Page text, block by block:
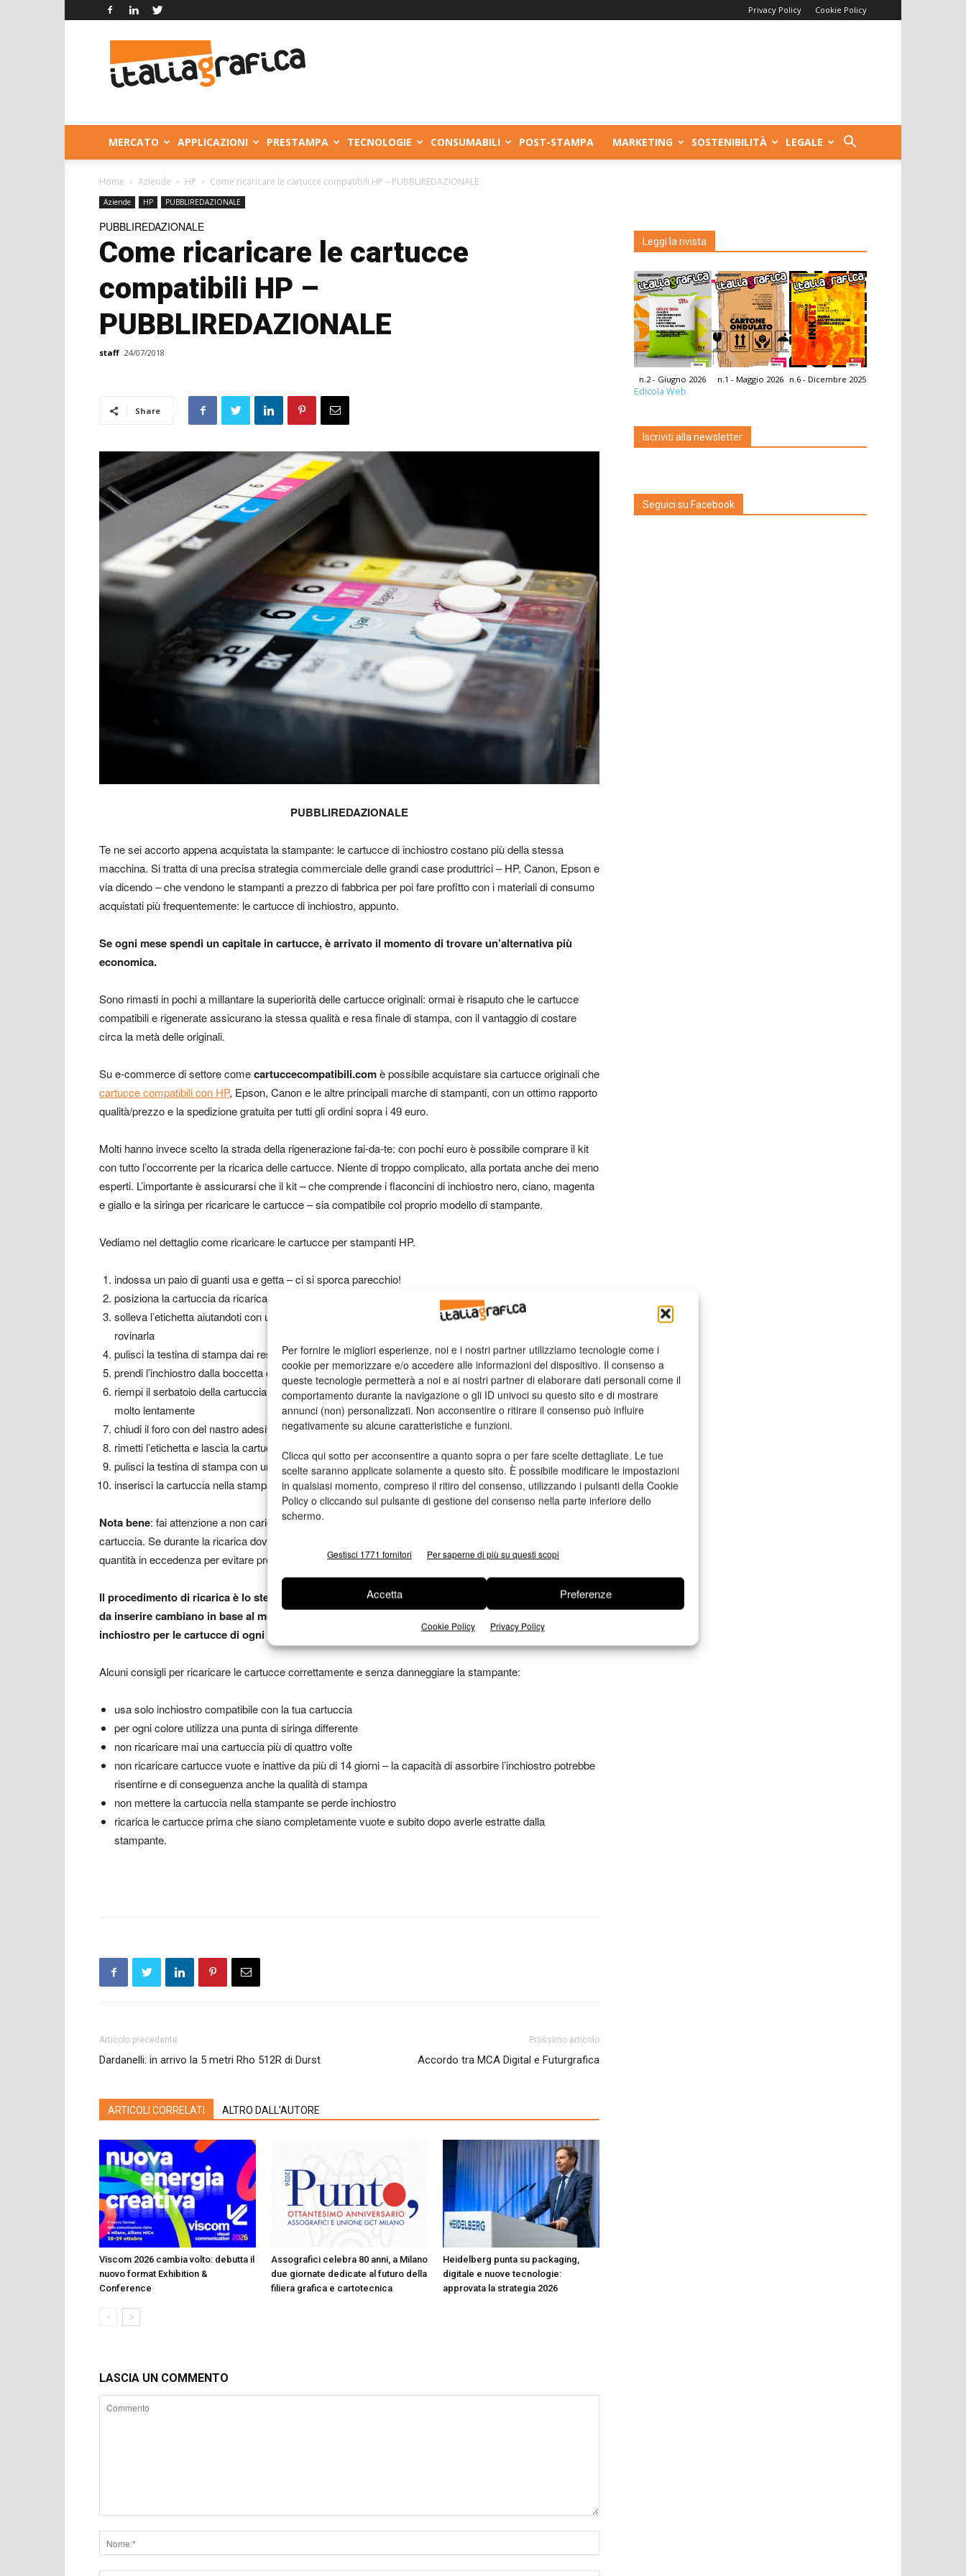
Per fornire le migliori esperienze, noi e i nostri partner utilizziamo tecnologie come i
cookie per memorizzare e/o accedere alle informazioni del dispositivo. Il consenso a
queste tecnologie permetterà a noi e ai nostri partner di elaborare dati personali come il
comportamento durante la navigazione o gli ID univoci su questo sito e di mostrare
annunci (non) personalizzati. Non acconsentire o ritirare il consenso può influire
negativamente su alcune caratteristiche e funzioni.
Clicca qui sotto per acconsentire a quanto sopra o per fare scelte dettagliate. Le tue
scelte saranno applicate solamente a questo sito. È possibile modificare le impostazioni
in qualsiasi momento, compreso il ritiro del consenso, utilizzando i pulsanti della Cookie
Policy o cliccando sul pulsante di gestione del consenso nella parte inferiore dello
schermo.
Gestisci 1771 fornitori Per saperne di più su questi scopi
Accetta Preferenze
Cookie Policy Privacy Policy
Privacy Policy Cookie Policy
Grafica
MERCATO APPLICAZIONI PRESTAMPA TECNOLOGIE CONSUMABILI POST-STAMPA MARKETING SOSTENIBILITÀ LEGALE
Home Aziende HP Come ricaricare le cartucce compatibili HP – PUBBLIREDAZIONALE
Aziende HP PUBBLIREDAZIONALE
PUBBLIREDAZIONALE
Come ricaricare le cartucce
compatibili HP –
PUBBLIREDAZIONALE
staff 24/07/2018
Share
PUBBLIREDAZIONALE
Te ne sei accorto appena acquistata la stampante: le cartucce di inchiostro costano più della stessa
macchina. Si tratta di una precisa strategia commerciale delle grandi case produttrici – HP, Canon, Epson e
via dicendo – che vendono le stampanti a prezzo di fabbrica per poi fare profitto con i materiali di consumo
acquistati più frequentemente: le cartucce di inchiostro, appunto.
Se ogni mese spendi un capitale in cartucce, è arrivato il momento di trovare un’alternativa più
economica.
Sono rimasti in pochi a millantare la superiorità delle cartucce originali: ormai è risaputo che le cartucce
compatibili e rigenerate assicurano la stessa qualità e resa finale di stampa, con il vantaggio di costare
circa la metà delle originali.
Su e-commerce di settore comecartuccecompatibili.comè possibile acquistare sia cartucce originali che
cartucce compatibili con HP, Epson, Canon e le altre principali marche di stampanti, con un ottimo rapporto
qualità/prezzo e la spedizione gratuita per tutti gli ordini sopra i 49 euro.
Molti hanno invece scelto la strada della rigenerazione fai-da-te: con pochi euro è possibile comprare il kit
con tutto l’occorrente per la ricarica delle cartucce. Niente di troppo complicato, alla portata anche dei meno
esperti. L’importante è assicurarsi che il kit – che comprende i flaconcini di inchiostro nero, ciano, magenta
e giallo e la siringa per ricaricare le cartucce – sia compatibile col proprio modello di stampante.
Vediamo nel dettaglio come ricaricare le cartucce per stampanti HP.
indossa un paio di guanti usa e getta – ci si sporca parecchio!
posiziona la cartuccia da ricaricare con la testina rivolta verso il basso
solleva l’etichetta aiutandoti con un taglierino per scoprire il foro di ricarica, facendo attenzione a non
rovinarla
pulisci la testina di stampa dai residui di inchiostro con l’apposito liquido di pulizia
prendi l’inchiostro dalla boccetta del kit con la siringa in dotazione
riempi il serbatoio della cartuccia inserendo la punta della siringa in profondità e iniettando l’inchiostro
molto lentamente
chiudi il foro con del nastro adesivo
rimetti l’etichetta e lascia la cartuccia ferma nella stessa posizione per qualche ora
pulisci la testina di stampa con un fazzoletto di carta imbevuto con qualche goccia del cleaner
inserisci la cartuccia nella stampante ed avvia i cicli di pulizia e test di stampa.
Nota bene: fai attenzione a non caricare più inchiostro del dovuto, sia nella siringa che nel serbatoio della
cartuccia. Se durante la ricarica dovesse uscire dell’inchiostro, fermati immediatamente ed estrai la
quantità in eccedenza per evitare problemi di
overfilling.
Il procedimento di ricarica è lo stesso per tutte le cartucce compatibili HP ma le dosi di inchiostro
da inserire cambiano in base al modello di stampante.
inchiostro per le cartucce di ogni modello di stampante HP.
Alcuni consigli per ricaricare le cartucce correttamente e senza danneggiare la stampante:
usa solo inchiostro compatibile con la tua cartuccia
per ogni colore utilizza una punta di siringa differente
non ricaricare mai una cartuccia più di quattro volte
non ricaricare cartucce vuote e inattive da più di 14 giorni – la capacità di assorbire l’inchiostro potrebbe
risentirne e di conseguenza anche la qualità di stampa
non mettere la cartuccia nella stampante se perde inchiostro
ricarica le cartucce prima che siano completamente vuote e subito dopo averle estratte dalla
stampante.
Articolo precedente
Dardanelli: in arrivo la 5 metri Rho 512R di Durst
Prossimo articolo
Accordo tra MCA Digital e Futurgrafica
ARTICOLI CORRELATI ALTRO DALL'AUTORE
Viscom 2026 cambia volto: debutta il
nuovo format Exhibition &
Conference
Assografici celebra 80 anni, a Milano
due giornate dedicate al futuro della
filiera grafica e cartotecnica
Heidelberg punta su packaging,
digitale e nuove tecnologie:
approvata la strategia 2026
LASCIA UN COMMENTO
Leggi la rivista
n.2 - Giugno 2026 n.1 - Maggio 2026 n.6 - Dicembre 2025
Edicola Web
Iscriviti alla newsletter
Seguici su Facebook